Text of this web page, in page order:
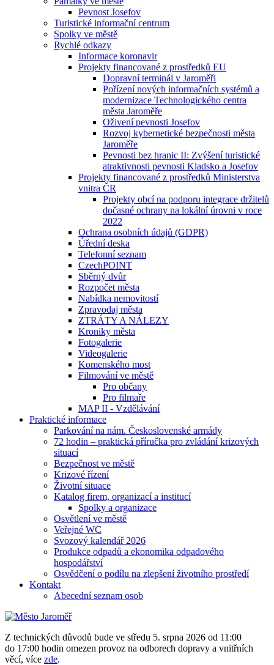
Pevnost Josefov
Turistické informační centrum
Spolky ve městě
Rychlé odkazy
Informace koronavir
Projekty financované z prostředků EU
Dopravní terminál v Jaroměři
Pořízení nových informačních systémů a
modernizace Technologického centra
města Jaroměře
Oživení pevnosti Josefov
Rozvoj kybernetické bezpečnosti města
Jaroměře
Pevnosti bez hranic II: Zvýšení turistické
atraktivnosti pevnosti Kladsko a Josefov
Projekty financované z prostředků Ministerstva
vnitra ČR
Projekty obcí na podporu integrace držitelů
dočasné ochrany na lokální úrovni v roce
2022
Ochrana osobních údajů (GDPR)
Úřední deska
Telefonní seznam
CzechPOINT
Sběrný dvůr
Rozpočet města
Nabídka nemovitostí
Zpravodaj města
ZTRÁTY A NÁLEZY
Kroniky města
Fotogalerie
Videogalerie
Komenského most
Filmování ve městě
Pro občany
Pro filmaře
MAP II - Vzdělávání
Praktické informace
Parkování na nám. Československé armády
72 hodin – praktická příručka pro zvládání krizových
situací
Bezpečnost ve městě
Krizové řízení
Životní situace
Katalog firem, organizací a institucí
Spolky a organizace
Osvětlení ve městě
Veřejné WC
Svozový kalendář 2026
Produkce odpadů a ekonomika odpadového
hospodářství
Osvědčení o podílu na zlepšení životního prostředí
Kontakt
Abecední seznam osob
Z technických důvodů bude ve středu 5. srpna 2026 od 11:00
do 17:00 hodin omezen provoz na odborech dopravy a vnitřních
věcí, více zde.